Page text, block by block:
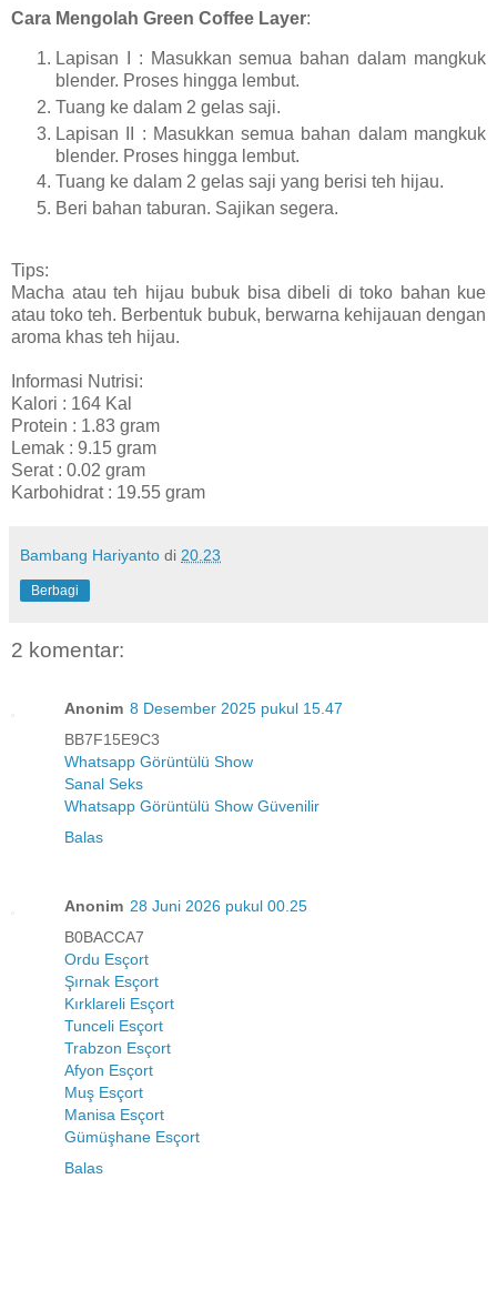
Cara Mengolah Green Coffee Layer:
Lapisan I : Masukkan semua bahan dalam mangkuk
blender. Proses hingga lembut.
Tuang ke dalam 2 gelas saji.
Lapisan II : Masukkan semua bahan dalam mangkuk
blender. Proses hingga lembut.
Tuang ke dalam 2 gelas saji yang berisi teh hijau.
Beri bahan taburan. Sajikan segera.
Tips:
Macha atau teh hijau bubuk bisa dibeli di toko bahan kue
atau toko teh. Berbentuk bubuk, berwarna kehijauan dengan
aroma khas teh hijau.
Informasi Nutrisi:
Kalori : 164 Kal
Protein : 1.83 gram
Lemak : 9.15 gram
Serat : 0.02 gram
Karbohidrat : 19.55 gram
Bambang Hariyanto di 20.23
Berbagi
2 komentar:
Anonim 8 Desember 2025 pukul 15.47
BB7F15E9C3
Whatsapp Görüntülü Show
Sanal Seks
Whatsapp Görüntülü Show Güvenilir
Balas
Anonim 28 Juni 2026 pukul 00.25
B0BACCA7
Ordu Esçort
Şırnak Esçort
Kırklareli Esçort
Tunceli Esçort
Trabzon Esçort
Afyon Esçort
Muş Esçort
Manisa Esçort
Gümüşhane Esçort
Balas